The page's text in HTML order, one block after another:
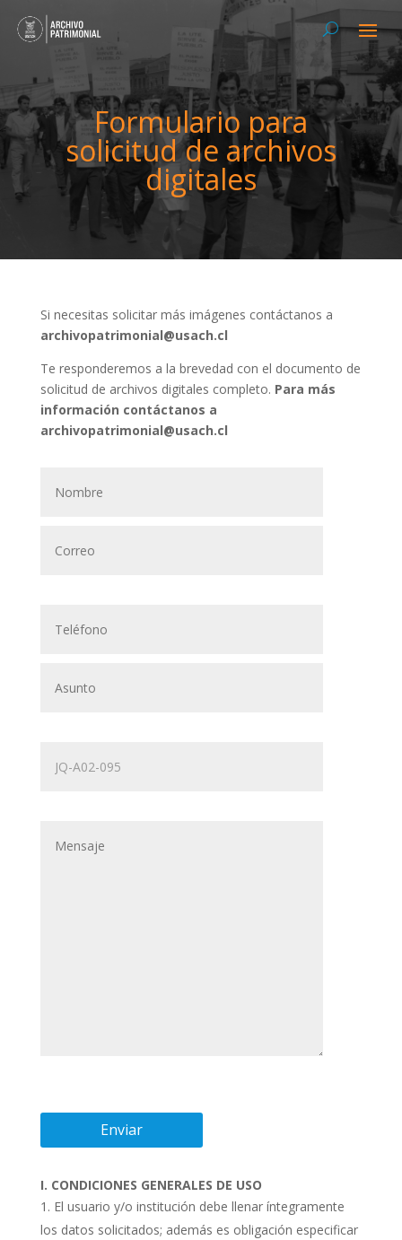
Formulario para
solicitud de archivos
digitales
Si necesitas solicitar más imágenes contáctanos a
archivopatrimonial@usach.cl
Te responderemos a la brevedad con el documento de
solicitud de archivos digitales completo. Para más
información contáctanos a
archivopatrimonial@usach.cl
I. CONDICIONES GENERALES DE USO
El usuario y/o institución debe llenar íntegramente
los datos solicitados; además es obligación especificar